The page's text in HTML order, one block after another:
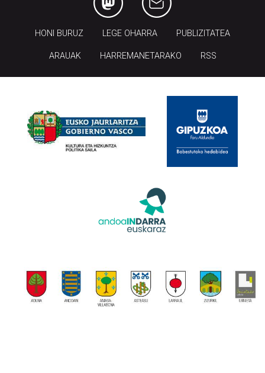
HONI BURUZ LEGE OHARRA PUBLIZITATEA
ARAUAK HARREMANETARAKO RSS